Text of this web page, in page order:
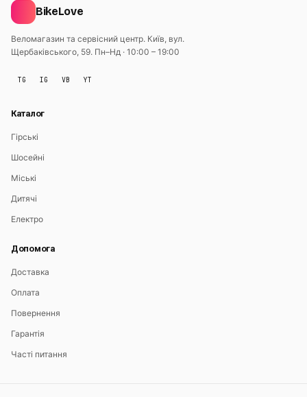
BikeLove
Веломагазин та сервісний центр. Київ, вул.
Щербаківського, 59. Пн–Нд · 10:00 – 19:00
TG IG VB YT
Каталог
Гірські
Шосейні
Міські
Дитячі
Електро
Допомога
Доставка
Оплата
Повернення
Гарантія
Часті питання